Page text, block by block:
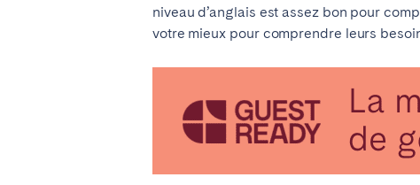
niveau d’anglais est assez bon pour
votre mieux pour comprendre leurs